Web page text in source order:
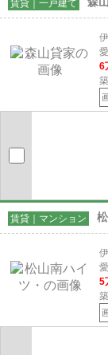
賃貸｜一戸建て
6
賃貸｜マンション
5